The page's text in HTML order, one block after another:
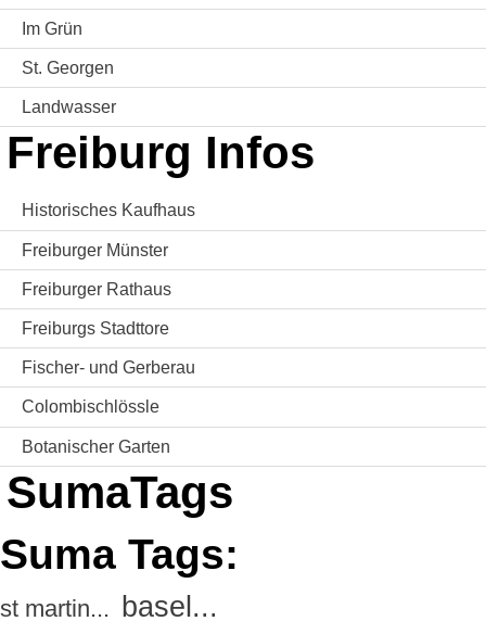
Im Grün
St. Georgen
Landwasser
Freiburg Infos
Historisches Kaufhaus
Freiburger Münster
Freiburger Rathaus
Freiburgs Stadttore
Fischer- und Gerberau
Colombischlössle
Botanischer Garten
SumaTags
Suma Tags:
st martin... basel...